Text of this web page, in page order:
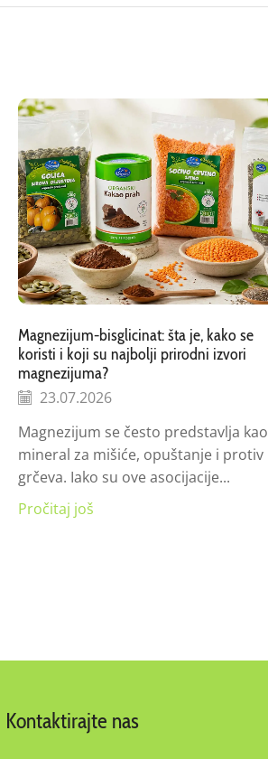
Magnezijum-bisglicinat: šta je, kako se
koristi i koji su najbolji prirodni izvori
magnezijuma?
23.07.2026
Magnezijum se često predstavlja kao
mineral za mišiće, opuštanje i protiv
grčeva. Iako su ove asocijacije...
Pročitaj još
Kontaktirajte nas